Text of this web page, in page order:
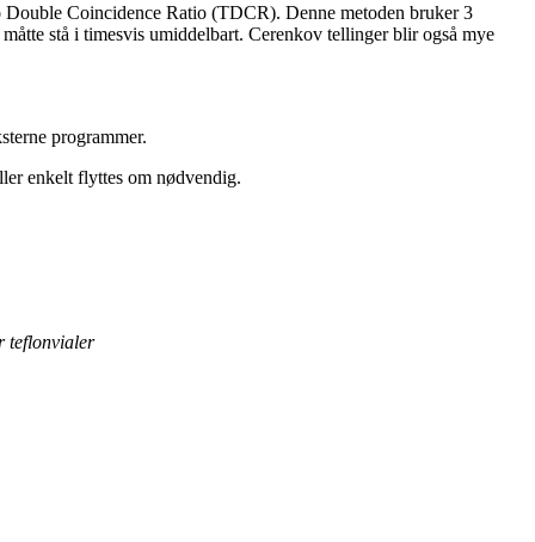
Coincidence Ratio (TDCR). Denne metoden bruker 3
stå i timesvis umiddelbart. Cerenkov tellinger blir også mye
programmer.
enkelt flyttes om nødvendig.
teflonvialer